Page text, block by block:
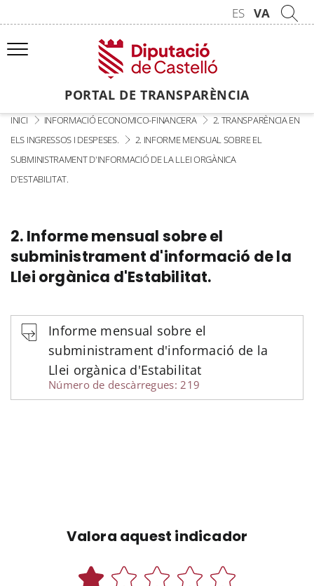
ES VA
PORTAL DE TRANSPARÈNCIA
INICI INFORMACIÓ ECONOMICO-FINANCERA
2. TRANSPARÈNCIA EN
ELS INGRESSOS I DESPESES.
2. INFORME MENSUAL SOBRE EL
SUBMINISTRAMENT D'INFORMACIÓ DE LA LLEI ORGÀNICA
D'ESTABILITAT.
2. Informe mensual sobre el
subministrament d'informació de la
Llei orgànica d'Estabilitat.
Informe mensual sobre el
subministrament d'informació de la
Llei orgànica d'Estabilitat
Número de descàrregues: 219
Valora aquest indicador